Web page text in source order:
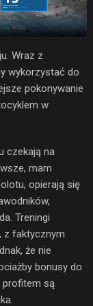
Wraz z
wykorzystać do
pokonywanie
w
czekają na
mam
opierają się
Treningi
z faktycznym
że nie
bonusy do
profitem są